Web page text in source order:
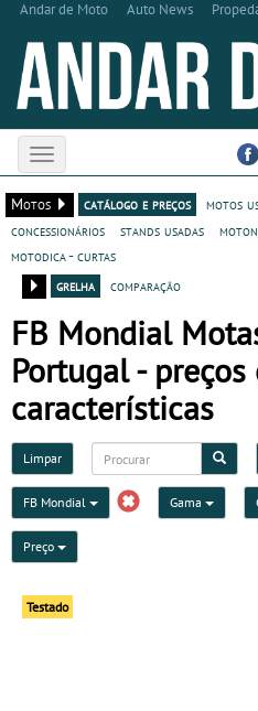
Andar de Moto Auto News
Toggle
navigation
Motos
catálogo e preços motos
concessionários
stands usadas
motodica - curtas
grelha
comparação
FB Mondial
Portugal - preços
características
Limpar
FB Mondial Gama
Preço
Testado